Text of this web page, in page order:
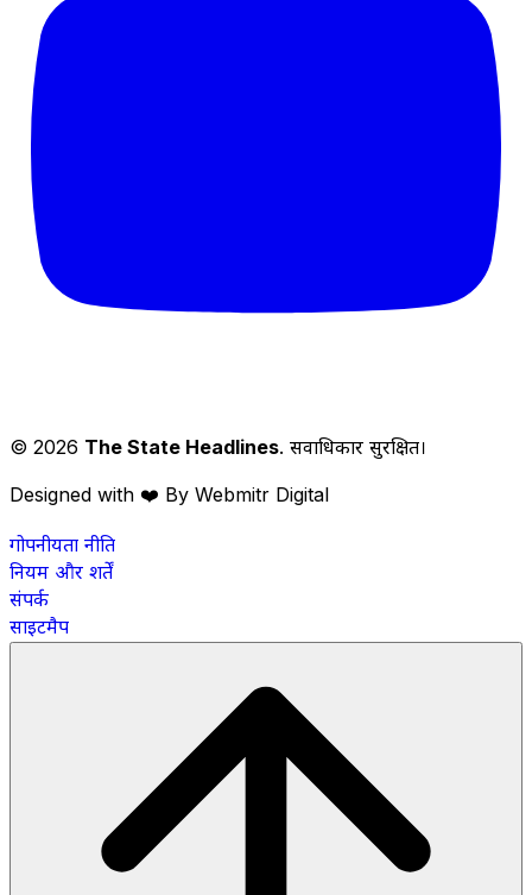
© 2026 The State Headlines. सर्वाधिकार सुरक्षित।
Designed with ❤️ By Webmitr Digital
गोपनीयता नीति
नियम और शर्तें
संपर्क
साइटमैप